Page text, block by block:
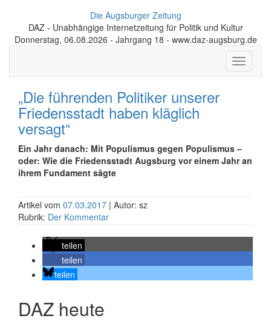
Die Augsburger Zeitung
DAZ - Unabhängige Internetzeitung für Politik und Kultur
Donnerstag, 06.08.2026 - Jahrgang 18 - www.daz-augsburg.de
Toggle
„Die führenden Politiker unserer
Friedensstadt haben kläglich
versagt“
Ein Jahr danach: Mit Populismus gegen Populismus –
oder: Wie die Friedensstadt Augsburg vor einem Jahr an
ihrem Fundament sägte
Artikel vom 07.03.2017 | Autor: sz
Rubrik: Der Kommentar
teilen
teilen
teilen
DAZ heute